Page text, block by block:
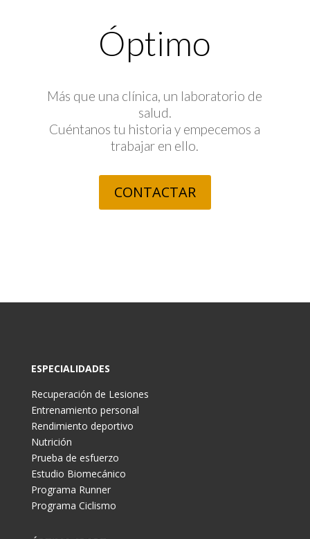
Óptimo
Más que una clínica, un laboratorio de
salud.
Cuéntanos tu historia y empecemos a
trabajar en ello.
CONTACTAR
ESPECIALIDADES
Recuperación de Lesiones
Entrenamiento personal
Rendimiento deportivo
Nutrición
Prueba de esfuerzo
Estudio Biomecánico
Programa Runner
Programa Ciclismo